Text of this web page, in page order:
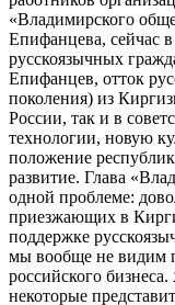
«Владимирского
Епифанцева, сейчас
русскоязычных
Епифанцев, отток
поколения) из
России, так и в
технологии, новую
положение
развитие. Глава
одной проблеме:
приезжающих в
поддержке
мы вообще не видим
российского
некоторые